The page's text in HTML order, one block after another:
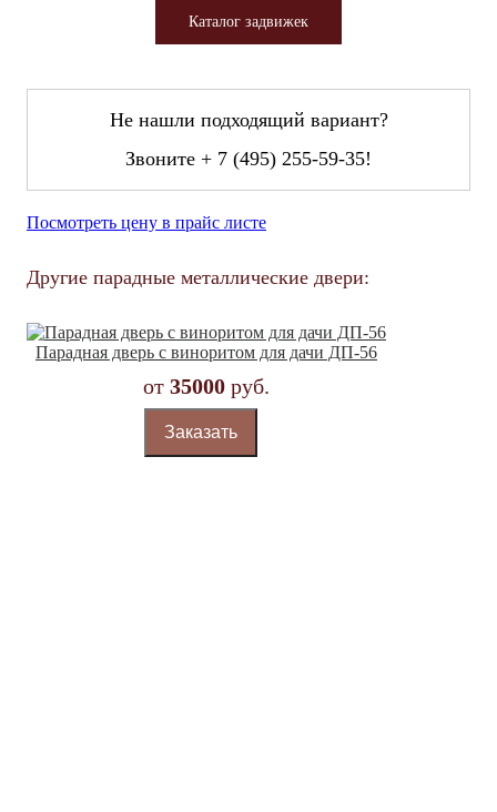
Каталог задвижек
Не нашли подходящий вариант?
Звоните + 7 (495) 255-59-35!
Посмотреть цену в прайс листе
Другие парадные металлические двери:
Парадная дверь с виноритом для дачи ДП-56
от 35000 руб.
Заказать